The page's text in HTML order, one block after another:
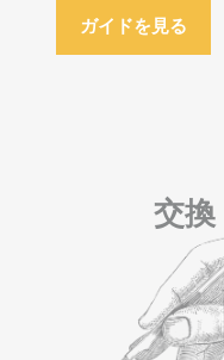
ガイドを見る
交換